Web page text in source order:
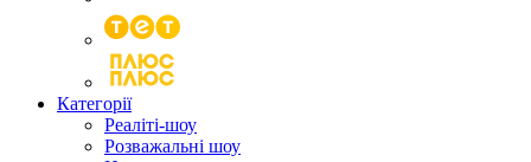
Категорії
Реаліті-шоу
Розважальні шоу